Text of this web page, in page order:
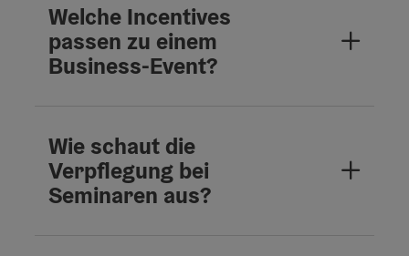
Welche Incentives
passen zu einem
Business-Event?
Wie schaut die
Verpflegung bei
Seminaren aus?